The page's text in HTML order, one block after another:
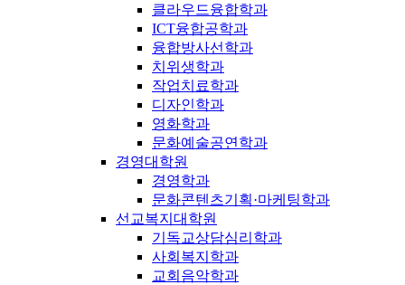
클라우드융합학과
ICT융합공학과
융합방사선학과
치위생학과
작업치료학과
디자인학과
영화학과
문화예술공연학과
경영대학원
경영학과
문화콘텐츠기획·마케팅학과
선교복지대학원
기독교상담심리학과
사회복지학과
교회음악학과